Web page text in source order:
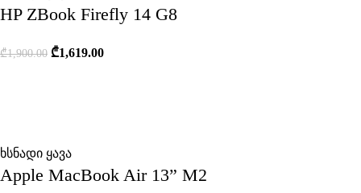
HP ZBook Firefly 14 G8
₾1,900.00 ₾1,619.00
ხსნადი ყავა
Apple MacBook Air 13” M2